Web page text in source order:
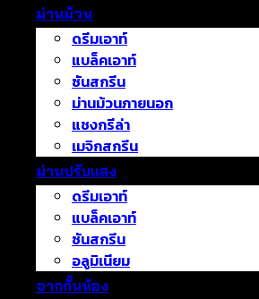
ม่านม้วน
ดรีมเอาท์
แบล็คเอาท์
ซันสกรีน
ม่านม้วนภายนอก
แชงกรีล่า
เมจิกสกรีน
ม่านปรับแสง
ดรีมเอาท์
แบล็คเอาท์
ซันสกรีน
อลูมิเนียม
ฉากกั้นห้อง